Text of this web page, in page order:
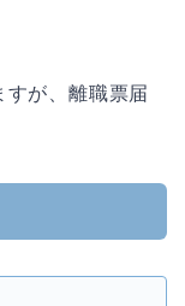
すが、離職票届